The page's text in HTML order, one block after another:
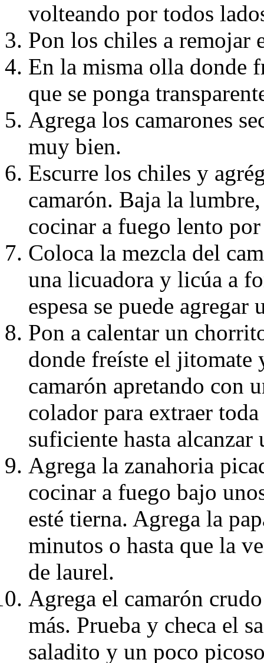
volteando por todos
Pon los chiles a remojar
En la misma olla donde
que se ponga
Agrega los camarones
muy bien.
Escurre los chiles y
camarón. Baja la
cocinar a fuego lento
Coloca la mezcla del
una licuadora y licúa a
espesa se puede agregar
Pon a calentar un
donde freíste el jitomate
camarón apretando con
colador para extraer
suficiente hasta alcanzar
Agrega la zanahoria
cocinar a fuego bajo
esté tierna. Agrega la
minutos o hasta que la
de laurel.
Agrega el camarón
más. Prueba y checa el
saladito y un poco